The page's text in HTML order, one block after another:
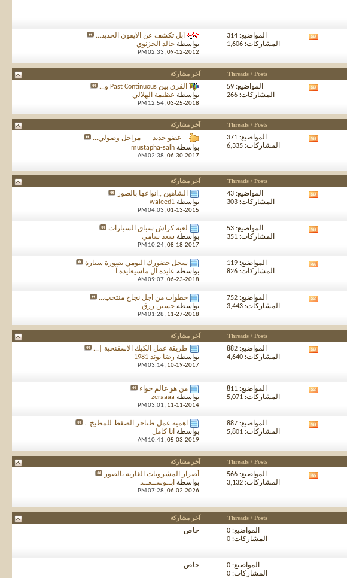
المنتدى
المواضيع: 314
المشاركات: 1,606
أبل تكشف عن الايفون الجديد...
بواسطة خالد الحزنوي
09-12-2012,
02:33 PM
Threads / Posts آخر مشاركة
المنتدى
المواضيع: 59
المشاركات: 266
الفرق بين Past Continuous و...
بواسطة عظيمة الهلالي
03-25-2018,
12:54 PM
Threads / Posts آخر مشاركة
المواضيع: 371
المشاركات: 6,335
-_عضو جديد -_- مراحل وصولي...
بواسطة mustapha-salh
06-30-2017,
02:38 AM
Threads / Posts آخر مشاركة
المواضيع: 43
المشاركات: 303
الشاهين ,,انواعها بالصور
بواسطة waleed1
01-13-2015,
04:03 PM
المواضيع: 53
المشاركات: 351
لعبة كراش سباق السيارات
بواسطة سعد سامي
08-18-2017,
10:24 PM
المواضيع: 119
المشاركات: 826
سجل حضورك اليومي بصورة سيارة
بواسطة عايدة آل ماسيعايدة آ
06-23-2018,
09:07 AM
المنتدى
المواضيع: 752
المشاركات: 3,443
خطوات من أجل نجاح منتخب...
بواسطة حسين رزق
11-27-2018,
01:28 PM
Threads / Posts آخر مشاركة
المواضيع: 882
المشاركات: 4,640
طريقة عمل الكيك الاسفنجية |...
بواسطة رضا بوند 1981
10-19-2017,
03:14 PM
المواضيع: 811
المشاركات: 5,071
من هو عالم حواء
بواسطة zeraaaa
11-11-2014,
03:01 PM
المنتدى
المواضيع: 887
المشاركات: 5,801
اهمية عمل طناجر الضغط للمطبخ...
بواسطة انا كامل
05-03-2019,
10:41 AM
Threads / Posts آخر مشاركة
المواضيع: 566
المشاركات: 3,132
أضرار المشروبات الغازية بالصور
بواسطة ابــوســعــد
06-02-2026,
07:28 PM
Threads / Posts آخر مشاركة
المواضيع: 0
المشاركات: 0
خاص
المواضيع: 0
المشاركات: 0
خاص